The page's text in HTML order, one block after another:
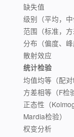
缺失值
级别（平均，中
范围（标准，方
分布（偏度、峰
散射效应
统计检验
均值均等（配
方差相等（F检
正态性（
Mardia检验）
权变分析